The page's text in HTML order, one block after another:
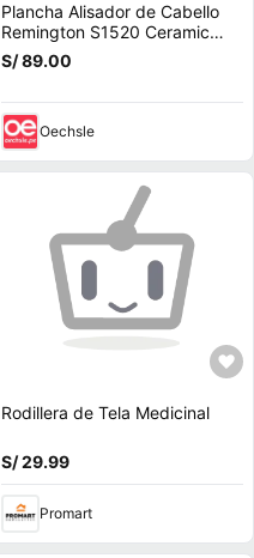
Plancha Alisador de Cabello
Remington S1520 Ceramic
Colors
S/ 89.00
Oechsle
Rodillera de Tela Medicinal
S/ 29.99
Promart